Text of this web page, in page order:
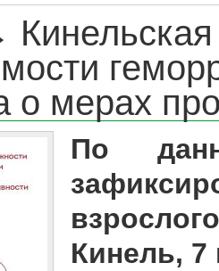
о мерах
По
Кинель,